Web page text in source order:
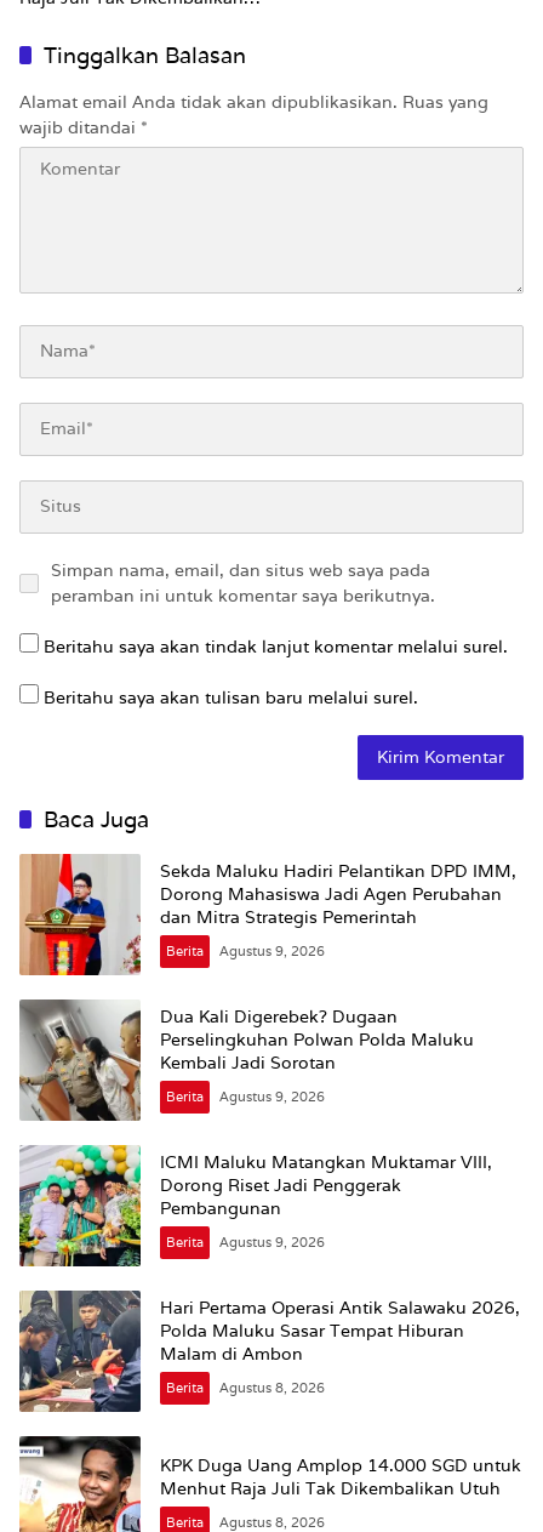
Tinggalkan Balasan
Alamat email Anda tidak akan dipublikasikan. Ruas yang
wajib ditandai *
Simpan nama, email, dan situs web saya pada
peramban ini untuk komentar saya berikutnya.
Beritahu saya akan tindak lanjut komentar melalui surel.
Beritahu saya akan tulisan baru melalui surel.
Baca Juga
Sekda Maluku Hadiri Pelantikan DPD IMM,
Dorong Mahasiswa Jadi Agen Perubahan
dan Mitra Strategis Pemerintah
Berita Agustus 9, 2026
Dua Kali Digerebek? Dugaan
Perselingkuhan Polwan Polda Maluku
Kembali Jadi Sorotan
Berita Agustus 9, 2026
ICMI Maluku Matangkan Muktamar VIII,
Dorong Riset Jadi Penggerak
Pembangunan
Berita Agustus 9, 2026
Hari Pertama Operasi Antik Salawaku 2026,
Polda Maluku Sasar Tempat Hiburan
Malam di Ambon
Berita Agustus 8, 2026
KPK Duga Uang Amplop 14.000 SGD untuk
Menhut Raja Juli Tak Dikembalikan Utuh
Berita Agustus 8, 2026